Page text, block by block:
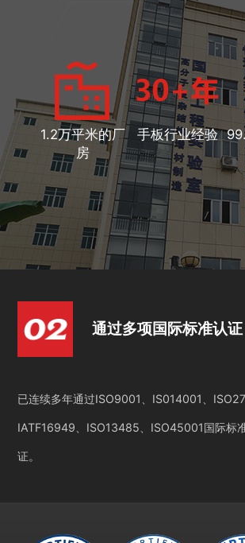
1.2万平米的厂
房
手板行业经验
通过多项国际标准认证
已连续多年通过ISO9001、IS014001、
IATF16949、ISO13485、ISO45001国际标
证。